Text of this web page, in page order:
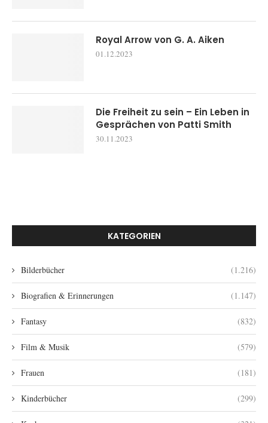
Royal Arrow von G. A. Aiken
01.12.2023
Die Freiheit zu sein – Ein Leben in
Gesprächen von Patti Smith
30.11.2023
KATEGORIEN
Bilderbücher (1.216)
Biografien & Erinnerungen (1.147)
Fantasy (832)
Film & Musik (579)
Frauen (181)
Kinderbücher (299)